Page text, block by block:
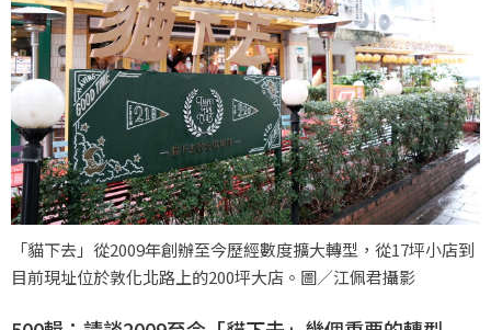
「貓下去」從2009年創辦至今歷經數度擴大轉型，從17坪小店到
目前現址位於敦化北路上的200坪大店。圖／江佩君攝影